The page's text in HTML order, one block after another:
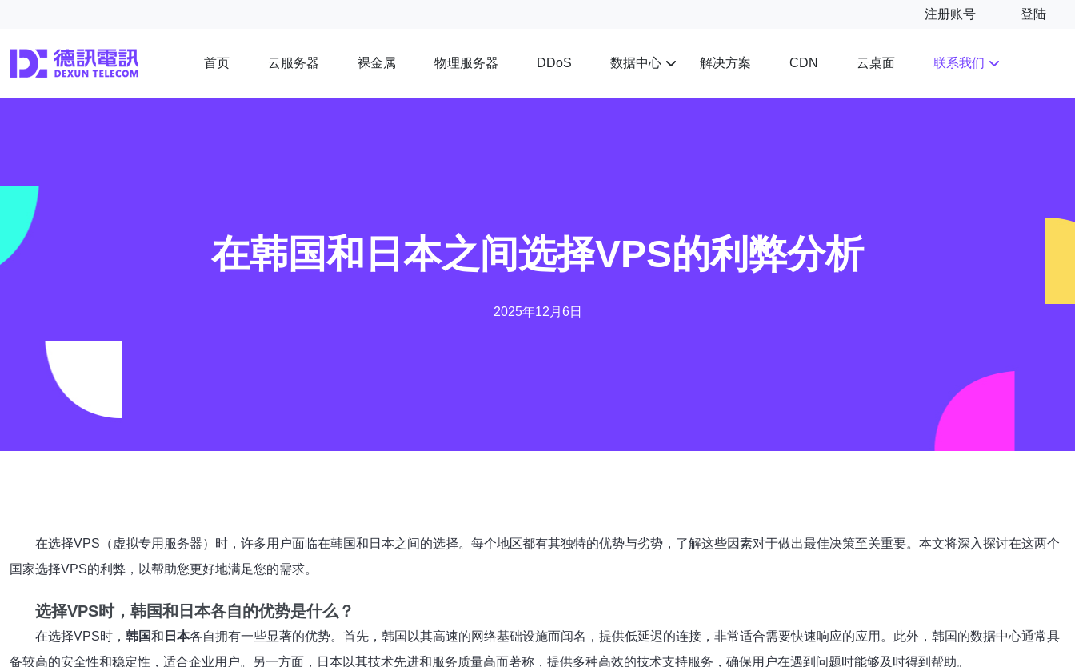
注册账号 登陆
首页 云服务器 裸金属 物理服务器 DDoS 数据中心 解决方案 CDN 云桌面 联系我们
在韩国和日本之间选择VPS的利弊分析
2025年12月6日
在选择VPS（虚拟专用服务器）时，许多用户面临在韩国和日本之间的选择。每个地区都有其独特的优势与劣势，了解这些因素对于做出最佳决策至关重要。本文将深入探讨在这两个
国家选择VPS的利弊，以帮助您更好地满足您的需求。
选择VPS时，韩国和日本各自的优势是什么？
在选择VPS时， 韩国和 日本各自拥有一些显著的优势。首先，韩国以其高速的网络基础设施而闻名，提供低延迟的连接，非常适合需要快速响应的应用。此外，韩国的数据中心通常具
备较高的安全性和稳定性，适合企业用户。另一方面，日本以其技术先进和服务质量高而著称，提供多种高效的技术支持服务，确保用户在遇到问题时能够及时得到帮助。